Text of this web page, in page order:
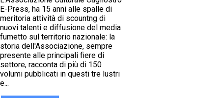
E-Press, ha 15 anni alle spalle di
meritoria attività di scountng di
nuovi talenti e diffusione del media
fumetto sul territorio nazionale: la
storia dell'Associazione, sempre
presente alle principali fiere di
settore, racconta di più di 150
volumi pubblicati in questi tre lustri
e...